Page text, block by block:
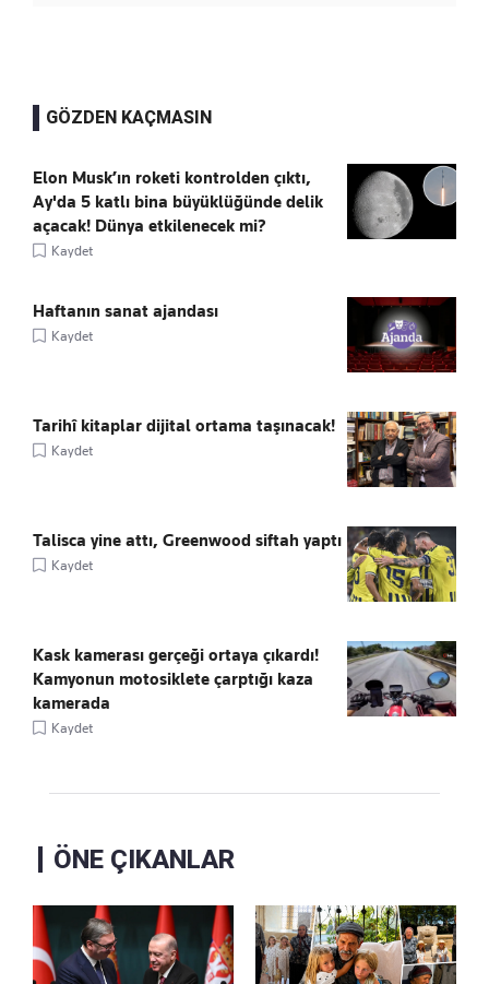
GÖZDEN KAÇMASIN
Elon Musk’ın roketi kontrolden çıktı,
Ay'da 5 katlı bina büyüklüğünde delik
açacak! Dünya etkilenecek mi?
Kaydet
Haftanın sanat ajandası
Kaydet
Tarihî kitaplar dijital ortama taşınacak!
Kaydet
Talisca yine attı, Greenwood siftah yaptı
Kaydet
Kask kamerası gerçeği ortaya çıkardı!
Kamyonun motosiklete çarptığı kaza
kamerada
Kaydet
ÖNE ÇIKANLAR